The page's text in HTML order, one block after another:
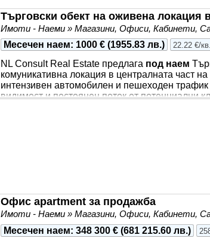
Търговски обект на оживена локация
Имоти - Наеми » Магазини, Офиси, Кабинети,
Месечен наем: 1000 € (1955.83 лв.) 22.22 €/
NL Consult Real Estate предлага под наем
комуникативна локация в централната част
интензивен автомобилен и пешеходен трафик
видимост и постоянен поток от потенциални
Офис apartment за продажба
Имоти - Наеми » Магазини, Офиси, Кабинети,
Месечен наем: 348 300 € (681 215.60 лв.)